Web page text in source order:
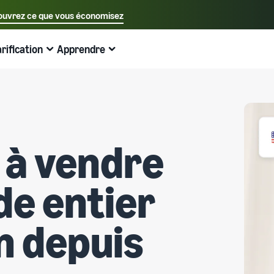
ce que vous économisez
Sélectionnez votre langue préférée
中文 - CN
Guide du Nouveau Vendeur
Débloquez les actions recommandées qui peuvent vous
aider à vendre 9 fois plus la première année
Expédié par Amazon
Externalisez l'expédition, les retours et le service client
votre activité dans toute l'Union européenne
Traitez les commandes multi-canaux
Utilisez votre stock Expédié par Amazon pour les ventes
sur d'autres canaux
Produits à bas prix
Vendez des produits à bas prix et atteignez des millions
de clients dans le monde entier
Amazon Renewed
Vendez des produits reconditionnés et d'occasion à des
millions de clients Amazon
Partenaire de vente App Store
Découvrez des partenaires logiciels approuvés par
Amazon
Estimez les frais d'expédition
Comparez les coûts par méthode d'expédition
Apprendre
produits, du fabricant au client
Produits les plus vendus en ligne
Trouvez des produits tendance pour votre entreprise en
ligne
Gestion des stocks pour le commerce
électronique
Guide de base sur le fonctionnement de la gestion des
vendre
entier
depuis